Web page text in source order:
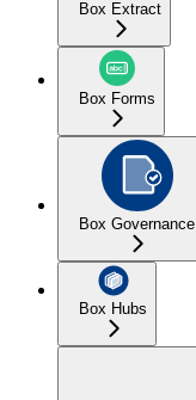
Box Extract
Box Forms
Box Governance
Box Hubs